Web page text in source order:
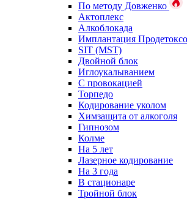
По методу Довженко
Актоплекс
Алкоблокада
Имплантация
SIT (MST)
Двойной блок
Иглоукалыванием
С провокацией
Торпедо
Кодирование уколом
Химзащита от алкоголя
Гипнозом
Колме
На 5 лет
Лазерное кодирование
На 3 года
В стационаре
Тройной блок